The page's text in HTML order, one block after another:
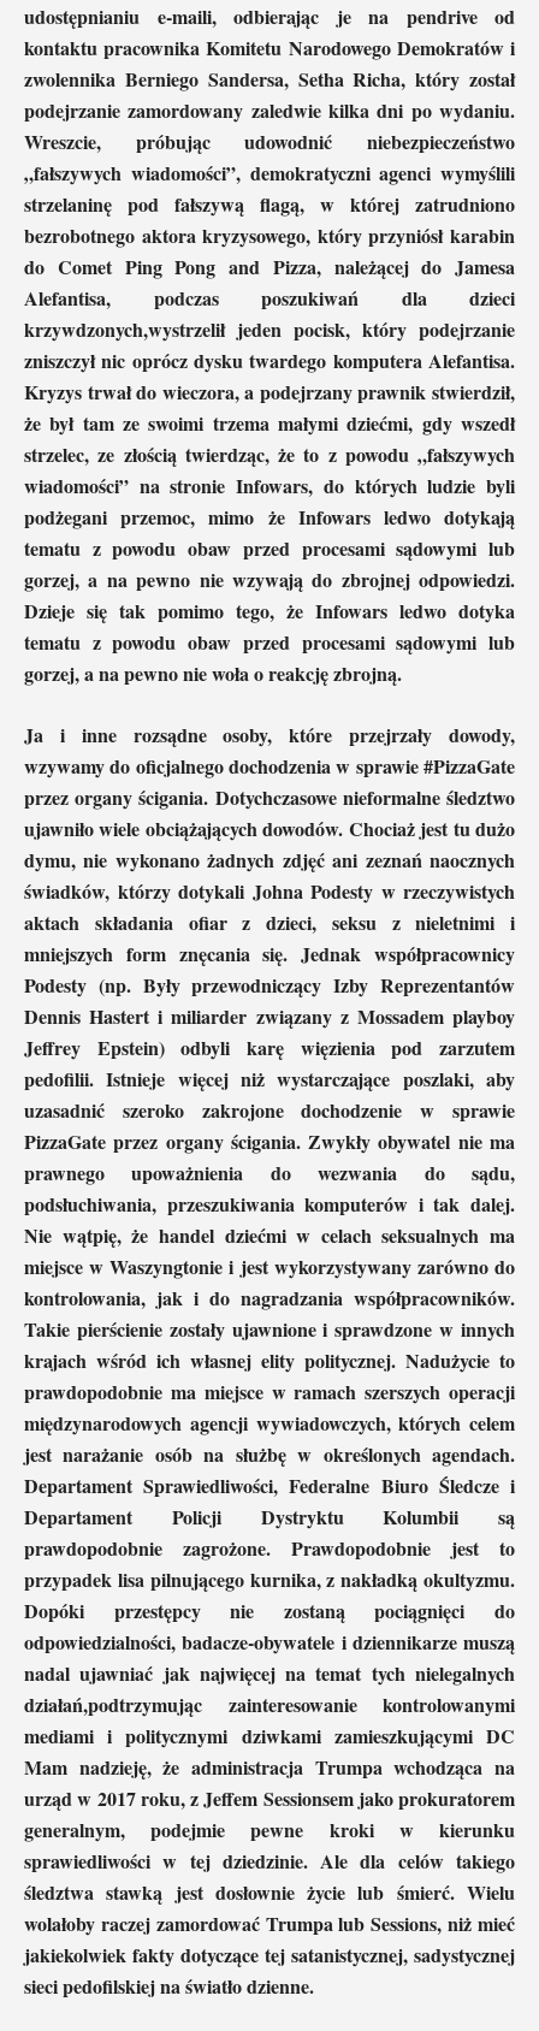
udostępnianiu e-maili, odbierając je na pendrive od
kontaktu pracownika Komitetu Narodowego Demokratów i
zwolennika Berniego Sandersa, Setha Richa, który został
podejrzanie zamordowany zaledwie kilka dni po wydaniu.
Wreszcie, próbując udowodnić niebezpieczeństwo
„fałszywych wiadomości”, demokratyczni agenci wymyślili
strzelaninę pod fałszywą flagą, w której zatrudniono
bezrobotnego aktora kryzysowego, który przyniósł karabin
do Comet Ping Pong and Pizza, należącej do Jamesa
Alefantisa, podczas poszukiwań dla dzieci
krzywdzonych,wystrzelił jeden pocisk, który podejrzanie
zniszczył nic oprócz dysku twardego komputera Alefantisa.
Kryzys trwał do wieczora, a podejrzany prawnik stwierdził,
że był tam ze swoimi trzema małymi dziećmi, gdy wszedł
strzelec, ze złością twierdząc, że to z powodu „fałszywych
wiadomości” na stronie Infowars, do których ludzie byli
podżegani przemoc, mimo że Infowars ledwo dotykają
tematu z powodu obaw przed procesami sądowymi lub
gorzej, a na pewno nie wzywają do zbrojnej odpowiedzi.
Dzieje się tak pomimo tego, że Infowars ledwo dotyka
tematu z powodu obaw przed procesami sądowymi lub
gorzej, a na pewno nie woła o reakcję zbrojną.
Ja i inne rozsądne osoby, które przejrzały dowody,
wzywamy do oficjalnego dochodzenia w sprawie #PizzaGate
przez organy ścigania. Dotychczasowe nieformalne śledztwo
ujawniło wiele obciążających dowodów. Chociaż jest tu dużo
dymu, nie wykonano żadnych zdjęć ani zeznań naocznych
świadków, którzy dotykali Johna Podesty w rzeczywistych
aktach składania ofiar z dzieci, seksu z nieletnimi i
mniejszych form znęcania się. Jednak współpracownicy
Podesty (np. Były przewodniczący Izby Reprezentantów
Dennis Hastert i miliarder związany z Mossadem playboy
Jeffrey Epstein) odbyli karę więzienia pod zarzutem
pedofilii. Istnieje więcej niż wystarczające poszlaki, aby
uzasadnić szeroko zakrojone dochodzenie w sprawie
PizzaGate przez organy ścigania. Zwykły obywatel nie ma
prawnego upoważnienia do wezwania do sądu,
podsłuchiwania, przeszukiwania komputerów i tak dalej.
Nie wątpię, że handel dziećmi w celach seksualnych ma
miejsce w Waszyngtonie i jest wykorzystywany zarówno do
kontrolowania, jak i do nagradzania współpracowników.
Takie pierścienie zostały ujawnione i sprawdzone w innych
krajach wśród ich własnej elity politycznej. Nadużycie to
prawdopodobnie ma miejsce w ramach szerszych operacji
międzynarodowych agencji wywiadowczych, których celem
jest narażanie osób na służbę w określonych agendach.
Departament Sprawiedliwości, Federalne Biuro Śledcze i
Departament Policji Dystryktu Kolumbii są
prawdopodobnie zagrożone. Prawdopodobnie jest to
przypadek lisa pilnującego kurnika, z nakładką okultyzmu.
Dopóki przestępcy nie zostaną pociągnięci do
odpowiedzialności, badacze-obywatele i dziennikarze muszą
nadal ujawniać jak najwięcej na temat tych nielegalnych
działań,podtrzymując zainteresowanie kontrolowanymi
mediami i politycznymi dziwkami zamieszkującymi DC
Mam nadzieję, że administracja Trumpa wchodząca na
urząd w 2017 roku, z Jeffem Sessionsem jako prokuratorem
generalnym, podejmie pewne kroki w kierunku
sprawiedliwości w tej dziedzinie. Ale dla celów takiego
śledztwa stawką jest dosłownie życie lub śmierć. Wielu
wolałoby raczej zamordować Trumpa lub Sessions, niż mieć
jakiekolwiek fakty dotyczące tej satanistycznej, sadystycznej
sieci pedofilskiej na światło dzienne.